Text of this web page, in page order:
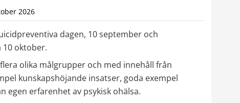
2026
dagen, 10 september och
10 oktober.
olika målgrupper och med innehåll från
kunskapshöjande insatser, goda exempel
erfarenhet av psykisk ohälsa.